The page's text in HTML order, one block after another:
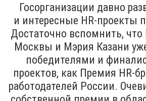
Госорганизации давно
и интересные HR-проекты
Достаточно вспомнить, что
Москвы и Мэрия Казани
победителями и
проектов, как Премия HR-
работодателей России.